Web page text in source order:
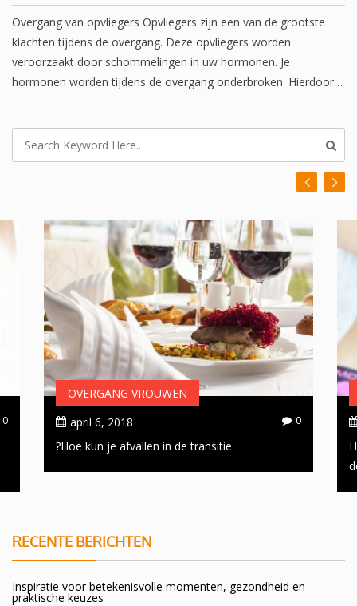
Overgang van opvliegers Opvliegers zijn een van de grootste
klachten tijdens de overgang. Deze opvliegers worden
veroorzaakt door schommelingen in uw hormonen. Je
hormonen worden tijdens de overgang onderbroken. Hierdoor…
OVERGANG VROUWEN
april 6, 2018
0
Hoe kun je afvallen in de transitie?
0
RECENTE BERICHTEN
Inspiratie voor betekenisvolle momenten, gezondheid en
praktische keuzes